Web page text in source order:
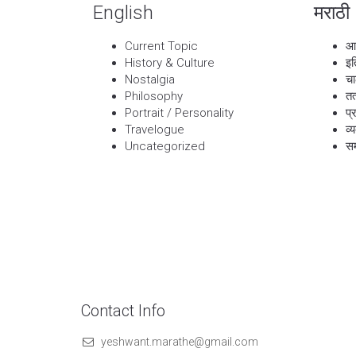
English
Current Topic
History & Culture
Nostalgia
Philosophy
Portrait / Personality
Travelogue
Uncategorized
मराठी
Contact Info
yeshwant.marathe@gmail.com